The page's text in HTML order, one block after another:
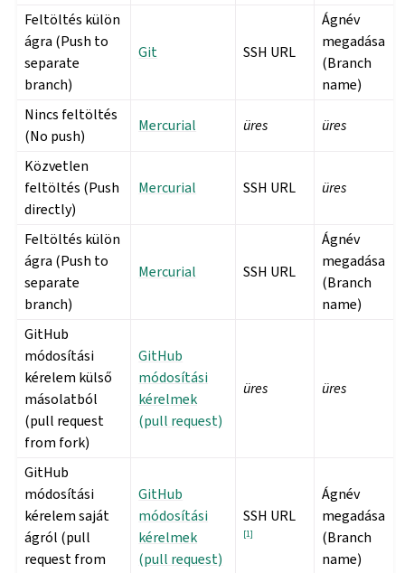
Feltöltés külön
ágra (Push to
separate
branch)
Git SSH URL
Ágnév
megadása
(Branch
name)
Nincs feltöltés
(No push)
Mercurial üres üres
Közvetlen
feltöltés (Push
directly)
Mercurial SSH URL üres
Feltöltés külön
ágra (Push to
separate
branch)
Mercurial SSH URL
Ágnév
megadása
(Branch
name)
GitHub
módosítási
kérelem külső
másolatból
(pull request
from fork)
GitHub
módosítási
kérelmek
(pull request)
üres üres
GitHub
módosítási
kérelem saját
ágról (pull
request from
GitHub
módosítási
kérelmek
(pull request)
SSH URL
[1]
Ágnév
megadása
(Branch
name)